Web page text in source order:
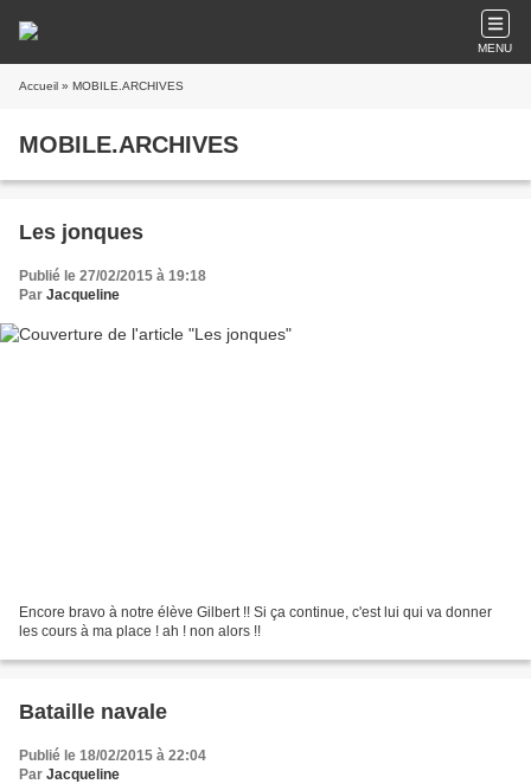
MENU
Accueil » MOBILE.ARCHIVES
MOBILE.ARCHIVES
Les jonques
Publié le 27/02/2015 à 19:18
Par Jacqueline
Encore bravo à notre élève Gilbert !! Si ça continue, c'est lui qui va donner
les cours à ma place ! ah ! non alors !!
Bataille navale
Publié le 18/02/2015 à 22:04
Par Jacqueline